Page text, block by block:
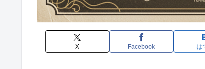
X Facebook は